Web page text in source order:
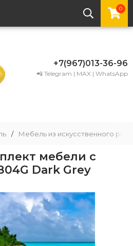
0
+7(967)013-36-96
📲 Telegram | MAX | WhatsApp
/ Мебель из искусственного
мебели с
Dark Grey